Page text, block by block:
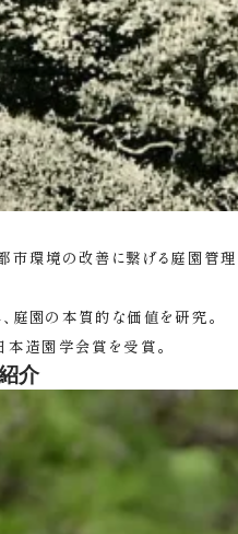
市環境の改善に繋げる庭園管理
庭園の本質的な価値を研究。
本造園学会賞を受賞。
介